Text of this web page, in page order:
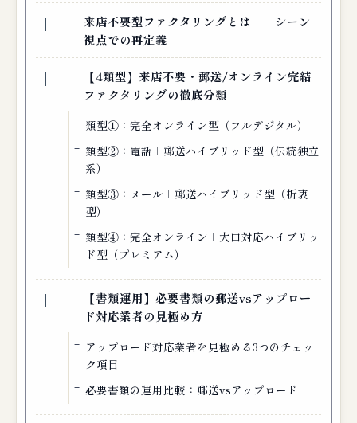
来店不要型ファクタリングとは──シーン
視点での再定義
【4類型】来店不要・郵送/オンライン完結
ファクタリングの徹底分類
類型①：完全オンライン型（フルデジタル）
類型②：電話＋郵送ハイブリッド型（伝統独立
系）
類型③：メール＋郵送ハイブリッド型（折衷
型）
類型④：完全オンライン＋大口対応ハイブリッ
ド型（プレミアム）
【書類運用】必要書類の郵送vsアップロー
ド対応業者の見極め方
アップロード対応業者を見極める3つのチェッ
ク項目
必要書類の運用比較：郵送vsアップロード